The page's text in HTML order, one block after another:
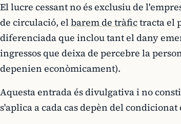
El lucre cessant no és exclusiu de
de circulació, elbarem de tràfictracta el
diferenciada que inclou tant el dany
ingressos que deixa de percebre la
depenien econòmicament).
Aquesta entrada és divulgativa i no
s'aplica a cada cas depèn del